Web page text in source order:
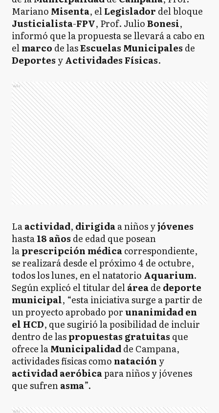
Mariano Misenta, elLegislador del bloque
Justicialista-FPV, Prof. JulioBonesi,
informó que la propuesta se llevará a cabo en
elmarco de lasEscuelas Municipales de
Deportes yActividades Físicas.
Ads
Laactividad, dirigidaa niños yjóvenes
hasta18 años de edad que posean
laprescripción médicacorrespondiente,
se realizará desde el próximo 4 de octubre,
todos los lunes, en el natatorio Aquarium.
Según explicó el titular deláreade deporte
municipal, “esta iniciativa surge a partir de
un proyecto aprobado porunanimidad en
el HCD, que sugirió la posibilidad de incluir
dentro de laspropuestas gratuitas que
ofrece laMunicipalidadde Campana,
actividades físicas como natación y
actividadaeróbicapara niños y jóvenes
que sufrenasma”.
Ads